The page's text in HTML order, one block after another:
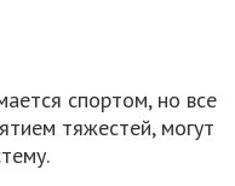
спортом, но все
тяжестей, могут